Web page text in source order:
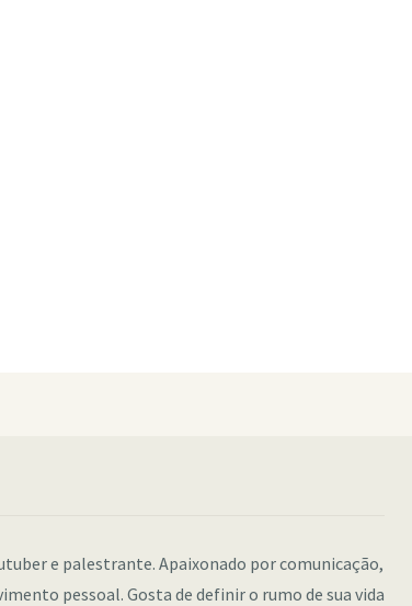
e palestrante. Apaixonado por comunicação,
pessoal. Gosta de definir o rumo de sua vida